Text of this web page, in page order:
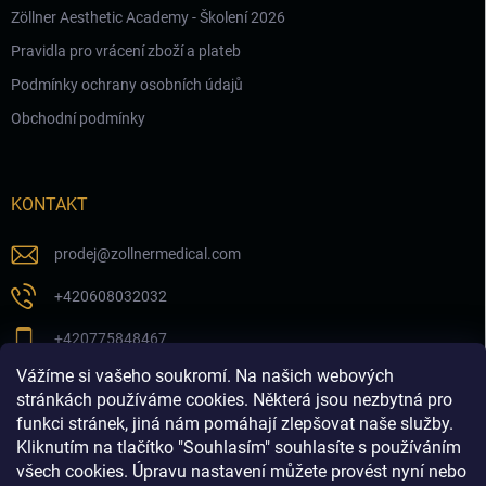
Vážíme si vašeho soukromí. Na našich webových
stránkách používáme cookies. Některá jsou nezbytná pro
funkci stránek, jiná nám pomáhají zlepšovat naše služby.
Kliknutím na tlačítko "Souhlasím" souhlasíte s používáním
všech cookies. Úpravu nastavení můžete provést nyní nebo
Zöllner Aesthetic Academy - Školení 2026
Pravidla pro vrácení zboží a plateb
Podmínky ochrany osobních údajů
Obchodní podmínky
KONTAKT
prodej@zollnermedical.com
+420608032032
+420775848467
Sledujte nás na našem FB profilu
zollnermedical_eu